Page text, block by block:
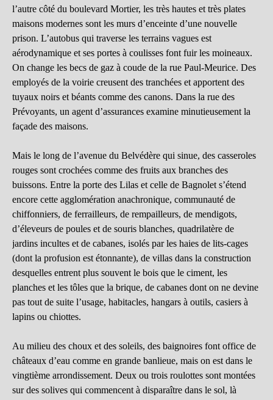
l’autre côté du boulevard Mortier, les très hautes et très plates
maisons modernes sont les murs d’enceinte d’une nouvelle
prison. L’autobus qui traverse les terrains vagues est
aérodynamique et ses portes à coulisses font fuir les moineaux.
On change les becs de gaz à coude de la rue Paul-Meurice. Des
employés de la voirie creusent des tranchées et apportent des
tuyaux noirs et béants comme des canons. Dans la rue des
Prévoyants, un agent d’assurances examine minutieusement la
façade des maisons.
Mais le long de l’avenue du Belvédère qui sinue, des casseroles
rouges sont crochées comme des fruits aux branches des
buissons. Entre la porte des Lilas et celle de Bagnolet s’étend
encore cette agglomération anachronique, communauté de
chiffonniers, de ferrailleurs, de rempailleurs, de mendigots,
d’éleveurs de poules et de souris blanches, quadrilatère de
jardins incultes et de cabanes, isolés par les haies de lits-cages
(dont la profusion est étonnante), de villas dans la construction
desquelles entrent plus souvent le bois que le ciment, les
planches et les tôles que la brique, de cabanes dont on ne devine
pas tout de suite l’usage, habitacles, hangars à outils, casiers à
lapins ou chiottes.
Au milieu des choux et des soleils, des baignoires font office de
châteaux d’eau comme en grande banlieue, mais on est dans le
vingtième arrondissement. Deux ou trois roulottes sont montées
sur des solives qui commencent à disparaître dans le sol, là